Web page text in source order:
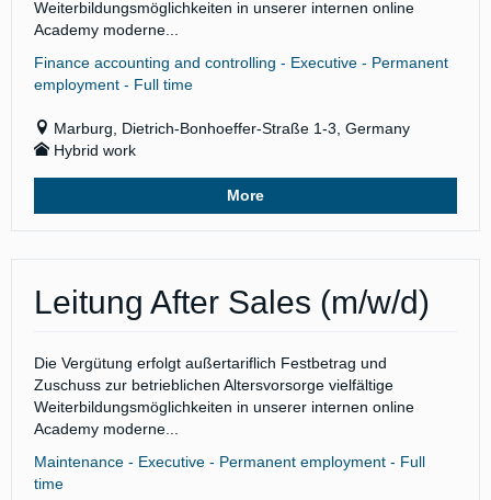
Weiterbildungsmöglichkeiten in unserer internen online
Academy moderne...
Finance accounting and controlling - Executive - Permanent
employment - Full time
Marburg, Dietrich-Bonhoeffer-Straße 1-3, Germany
Hybrid work
More
Leitung After Sales (m/w/d)
Die Vergütung erfolgt außertariflich Festbetrag und
Zuschuss zur betrieblichen Altersvorsorge vielfältige
Weiterbildungsmöglichkeiten in unserer internen online
Academy moderne...
Maintenance - Executive - Permanent employment - Full
time